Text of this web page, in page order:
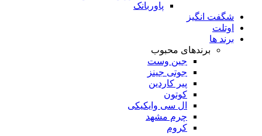
پاوربانک
شگفت انگیز
اوتلت
برند ها
برندهای محبوب
جین وست
جوتی جینز
پیر کاردین
کوتون
ال سی وایکیکی
چرم مشهد
کروم